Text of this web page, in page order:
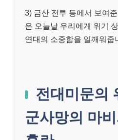
3) 금산 전투 등에서 보여
은 오늘날 우리에게 위기
연대의 소중함을 일깨워줍
전대미문의
군사망의 마